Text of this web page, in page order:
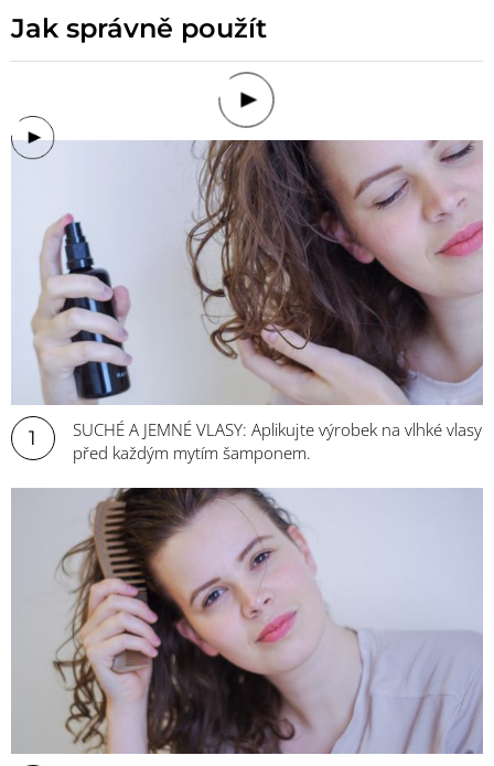
Jak správně použít
1
SUCHÉ A JEMNÉ VLASY: Aplikujte výrobek na vlhké vlasy
před každým mytím šamponem.